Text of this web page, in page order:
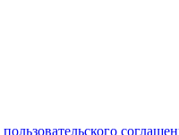
пользовательского